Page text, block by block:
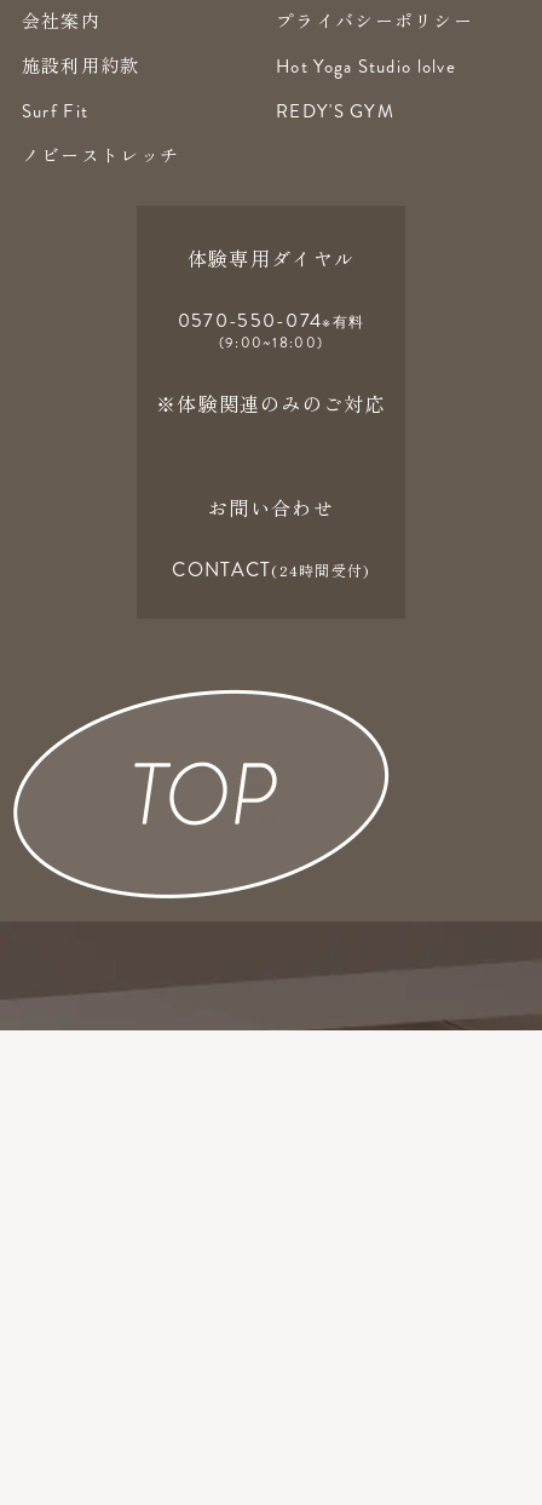
会社案内
プライバシーポリシー
施設利用約款
Hot Yoga Studio lolve
Surf Fit
REDY'S GYM
ノビーストレッチ
体験専用ダイヤル
0570-550-074※有料
(9:00~18:00)
※体験関連のみのご対応
お問い合わせ
CONTACT(24時間受付)